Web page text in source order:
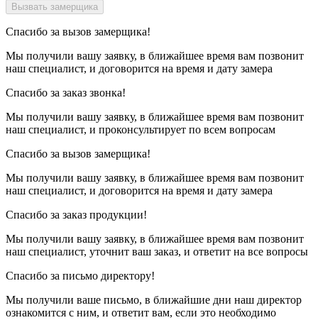
Спасибо за вызов замерщика!
Мы получили вашу заявку, в ближайшее время вам позвонит
наш специалист, и договорится на время и дату замера
Спасибо за заказ звонка!
Мы получили вашу заявку, в ближайшее время вам позвонит
наш специалист, и проконсультирует по всем вопросам
Спасибо за вызов замерщика!
Мы получили вашу заявку, в ближайшее время вам позвонит
наш специалист, и договорится на время и дату замера
Спасибо за заказ продукции!
Мы получили вашу заявку, в ближайшее время вам позвонит
наш специалист, уточнит ваш заказ, и ответит на все вопросы
Спасибо за письмо директору!
Мы получили ваше письмо, в ближайшие дни наш директор
ознакомится с ним, и ответит вам, если это необходимо